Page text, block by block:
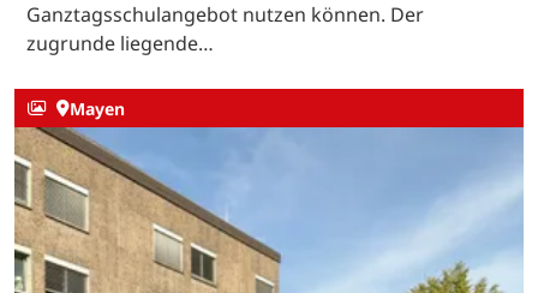
Ganztagsschulangebot nutzen können. Der
zugrunde liegende…
Mayen